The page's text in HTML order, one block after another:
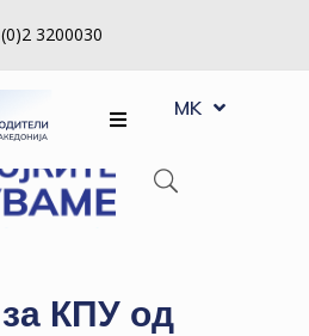
3200030
MK
SQ
КПУ од